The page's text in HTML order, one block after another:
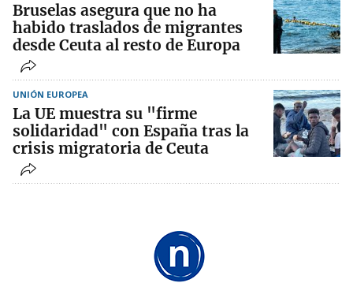
Bruselas asegura que no ha
habido traslados de migrantes
desde Ceuta al resto de Europa
UNIÓN EUROPEA
La UE muestra su "firme
solidaridad" con España tras la
crisis migratoria de Ceuta